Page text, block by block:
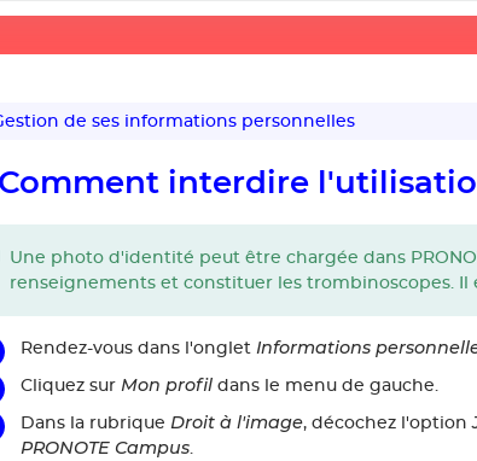
de ses informations personnelles
Comment interdire
Une photo d'identité peut être chargée dans
renseignements et constituer les trombinoscopes. Il
Rendez-vous dans l'onglet Informations
Cliquez sur Mon profildans le menu de gauche.
Dans la rubrique Droit à l'image, décochez l'option
PRONOTE Campus.